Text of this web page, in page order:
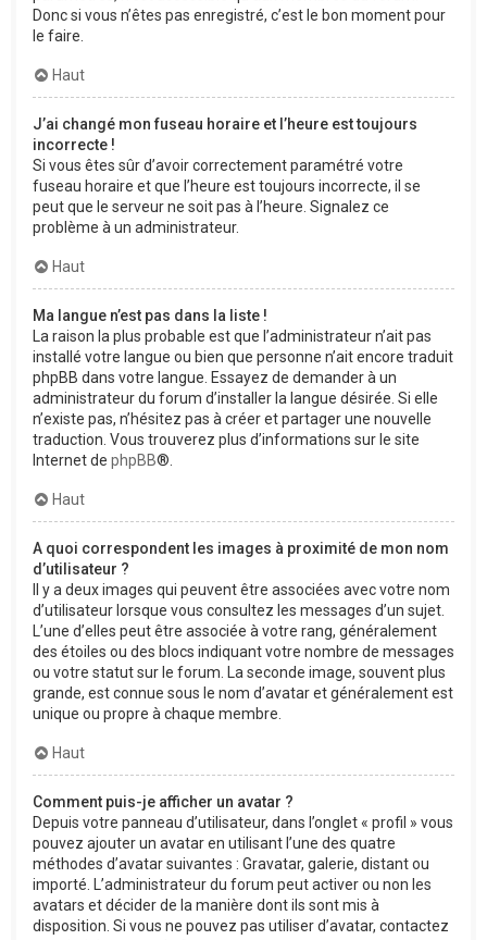
Donc si vous n’êtes pas enregistré, c’est le bon moment pour
le faire.
Haut
J’ai changé mon fuseau horaire et l’heure est toujours
incorrecte !
Si vous êtes sûr d’avoir correctement paramétré votre
fuseau horaire et que l’heure est toujours incorrecte, il se
peut que le serveur ne soit pas à l’heure. Signalez ce
problème à un administrateur.
Haut
Ma langue n’est pas dans la liste !
La raison la plus probable est que l’administrateur n’ait pas
installé votre langue ou bien que personne n’ait encore traduit
phpBB dans votre langue. Essayez de demander à un
administrateur du forum d’installer la langue désirée. Si elle
n’existe pas, n’hésitez pas à créer et partager une nouvelle
traduction. Vous trouverez plus d’informations sur le site
Internet de phpBB®.
Haut
A quoi correspondent les images à proximité de mon nom
d’utilisateur ?
Il y a deux images qui peuvent être associées avec votre nom
d’utilisateur lorsque vous consultez les messages d’un sujet.
L’une d’elles peut être associée à votre rang, généralement
des étoiles ou des blocs indiquant votre nombre de messages
ou votre statut sur le forum. La seconde image, souvent plus
grande, est connue sous le nom d’avatar et généralement est
unique ou propre à chaque membre.
Haut
Comment puis-je afficher un avatar ?
Depuis votre panneau d’utilisateur, dans l’onglet « profil » vous
pouvez ajouter un avatar en utilisant l’une des quatre
méthodes d’avatar suivantes : Gravatar, galerie, distant ou
importé. L’administrateur du forum peut activer ou non les
avatars et décider de la manière dont ils sont mis à
disposition. Si vous ne pouvez pas utiliser d’avatar, contactez